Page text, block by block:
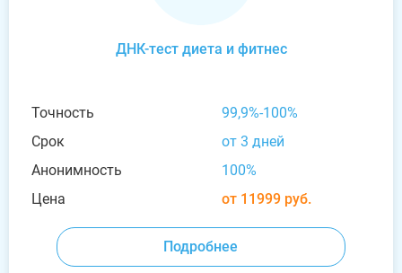
ДНК-тест диета и фитнес
Точность
99,9%-100%
Срок
от 3 дней
Анонимность
100%
Цена
от 11999 руб.
Подробнее